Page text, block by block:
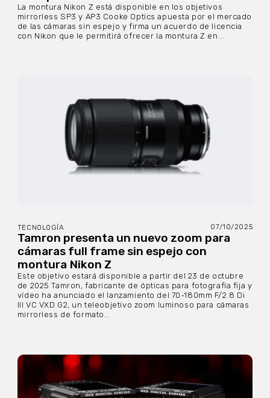
La montura Nikon Z está disponible en los objetivos
mirrorless SP3 y AP3 Cooke Optics apuesta por el mercado
de las cámaras sin espejo y firma un acuerdo de licencia
con Nikon que le permitirá ofrecer la montura Z en...
TECNOLOGÍA 07/10/2025
Tamron presenta un nuevo zoom para
cámaras full frame sin espejo con
montura Nikon Z
Este objetivo estará disponible a partir del 23 de octubre
de 2025 Tamron, fabricante de ópticas para fotografía fija y
vídeo ha anunciado el lanzamiento del 70-180mm F/2.8 Di
III VC VXD G2, un teleobjetivo zoom luminoso para cámaras
mirrorless de formato...